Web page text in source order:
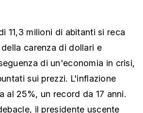
11,3 milioni di abitanti si reca
carenza di dollari e
di un'economia in crisi,
sui prezzi. L'inflazione
al 25%, un record da 17 anni.
il presidente uscente